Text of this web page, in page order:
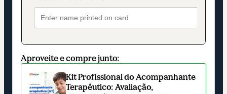
Aproveite e compre junto:
Kit Profissional do Acompanhante
Terapêutico: Avaliação,